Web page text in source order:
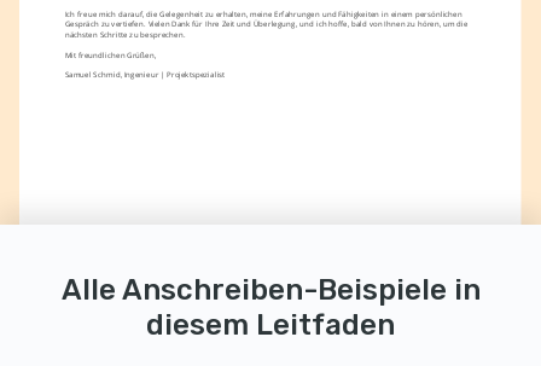
Ich freue mich darauf, die Gelegenheit zu erhalten, meine Erfahrungen und Fähigkeiten in einem persönlichen
Gespräch zu vertiefen. Vielen Dank für Ihre Zeit und Überlegung, und ich hoffe, bald von Ihnen zu hören, um die
nächsten Schritte zu besprechen.
Mit freundlichen Grüßen,
Samuel Schmid, Ingenieur | Projektspezialist
Alle Anschreiben-Beispiele in
diesem Leitfaden